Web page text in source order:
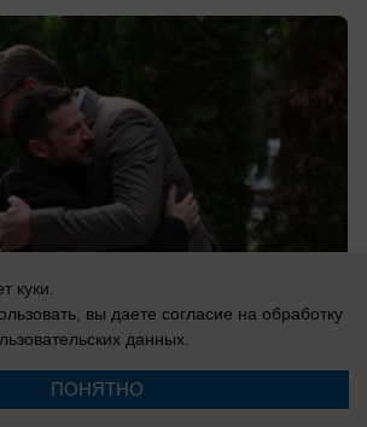
0
куки.
вы даете согласие на обработку
данных.
ПОНЯТНО